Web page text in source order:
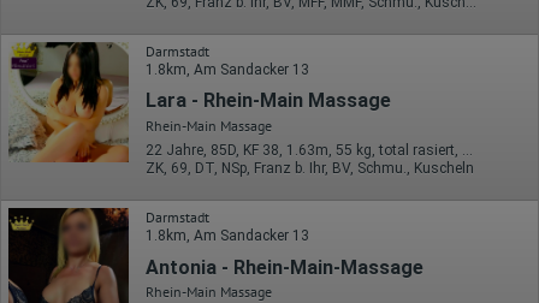
Besuchte Seiten
Referrer URL
Bildschirmauflösung
Eindeutige Gerätekennung
Sprachinformationen
Gerätebestriebssystem
Browser-Typ
Domain-Name
Eindeutige Benutzerkennung
Antworten auf Umfragen
Ort der Verarbeitung:
Europäische Union
Darmstadt
1.8km, Am Sandacker 13
Lara - Rhein-Main Massage
Rhein-Main Massage
22 Jahre, 85D, KF 38, 1.63m, 55 kg, total rasiert, westeuropäisch
ZK, 69, DT, NSp, Franz b. Ihr, BV, Schmu., Kuscheln
Darmstadt
1.8km, Am Sandacker 13
Antonia - Rhein-Main-Massage
Rhein-Main Massage